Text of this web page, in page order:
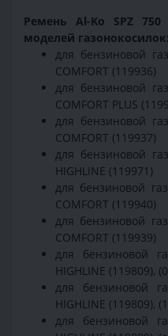
Ремень Al-Ko SPZ
моделей газонокосилок:
для бензиновой
COMFORT (119936)
для бензиновой
COMFORT PLUS
для бензиновой
COMFORT (119937)
для бензиновой
HIGHLINE (119971)
для бензиновой
COMFORT (119940)
для бензиновой
COMFORT (119939)
для бензиновой
HIGHLINE (119809),
для бензиновой
HIGHLINE (119809),
для бензиновой